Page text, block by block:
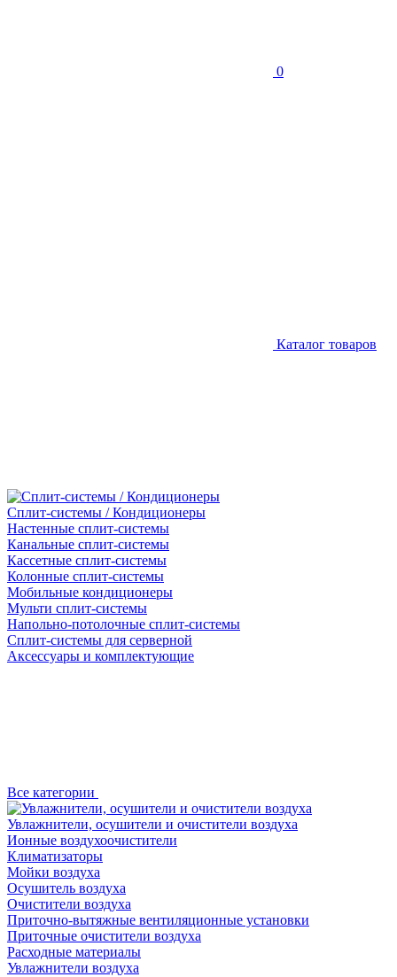
0
Каталог товаров
Сплит-системы / Кондиционеры
Настенные сплит-системы
Канальные сплит-системы
Кассетные сплит-системы
Колонные сплит-системы
Мобильные кондиционеры
Мульти сплит-системы
Напольно-потолочные сплит-системы
Сплит-системы для серверной
Аксессуары и комплектующие
Все категории
Увлажнители, осушители и очистители воздуха
Ионные воздухоочистители
Климатизаторы
Мойки воздуха
Осушитель воздуха
Очистители воздуха
Приточно-вытяжные вентиляционные установки
Приточные очистители воздуха
Расходные материалы
Увлажнители воздуха